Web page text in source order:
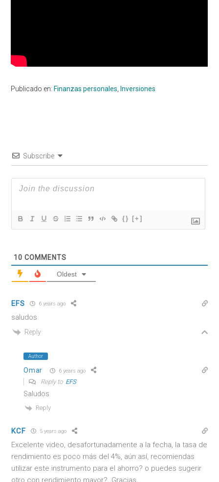
Publicado en: Finanzas personales Inversiones
Subscribe
{} [+]
10 COMMENTS
Oldest
EFS 6 years ago
saludos
Reply
Author
Omar 6 years ago
Reply to EFS
Saludos
Reply
KCF 5 years ago
Excelente video, desafortunadamente a la fecha, la tasa de
rendimiento es poco más del 4%, aún así, recomiendas
utilizar este instrumento para el ahorro? o puedes sugerir
otro con rendimiento mayor?. Gracias.